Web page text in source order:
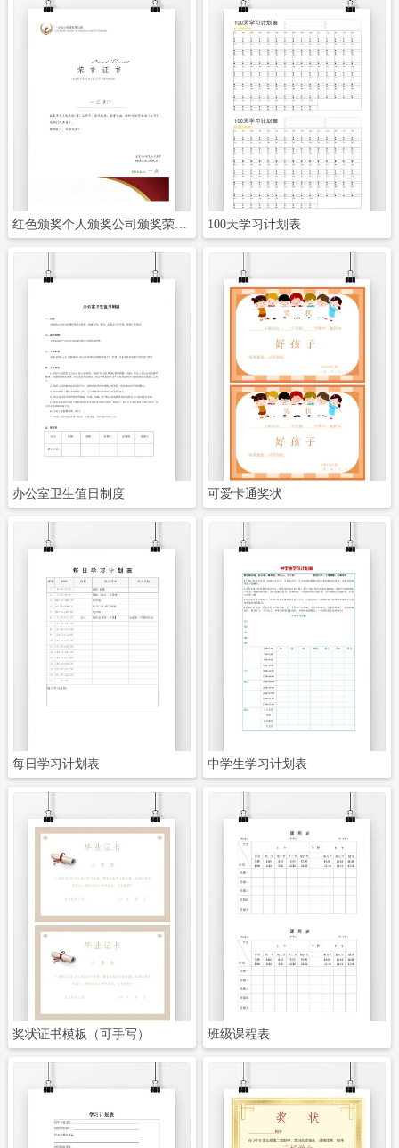
红色颁奖个人颁奖公司颁奖荣誉证书奖状可打印竖版 100天学习计划表
立即下载
办公室卫生值日制度
立即下载
可爱卡通奖状
立即下载
每日学习计划表
立即下载
中学生学习计划表
立即下载
奖状证书模板（可手写）
立即下载
班级课程表
立即下载 立即下载